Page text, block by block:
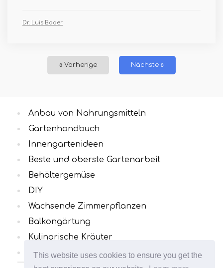
This website uses cookies to ensure you get the
Dr. Luis Bader
« Vorherige Nächste »
Anbau von Nahrungsmitteln
Gartenhandbuch
Innengartenideen
Beste und oberste Gartenarbeit
Behältergemüse
DIY
Wachsende Zimmerpflanzen
Balkongärtung
Kulinarische Kräuter
Alle Kategorien